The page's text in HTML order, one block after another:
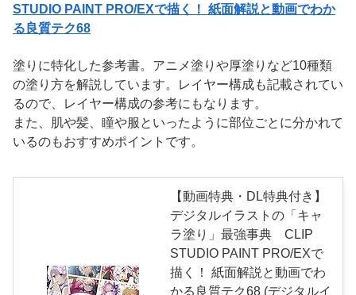
STUDIO PAINT PRO/EXで描く！ 紙面解説と動画でわか
る良質テク68
塗りに特化した参考書。アニメ塗りや厚塗りなど10種類
の塗り方を解説しています。レイヤー構成も記載されてい
るので、レイヤー構成の参考にもなります。
また、肌や髪、瞳や服といったように部位ごとに分かれて
いるのもおすすめポイントです。
【動画特典・DL特典付き】
デジタルイラストの「キャ
ラ塗り」最強事典 CLIP
STUDIO PAINT PRO/EXで
描く！ 紙面解説と動画でわ
かる良質テク68 (デジタルイ